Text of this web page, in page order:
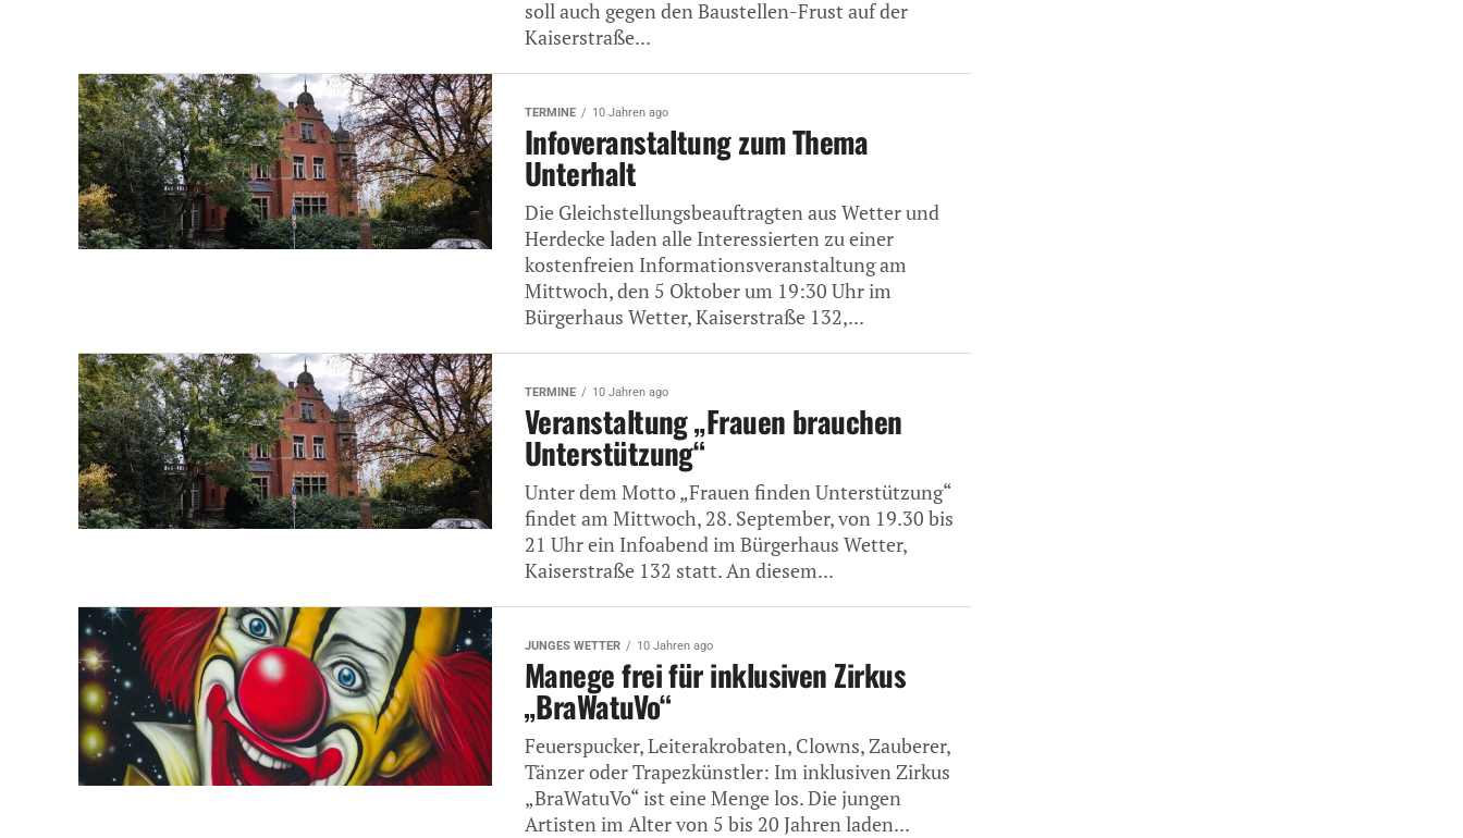
soll auch gegen den Baustellen-Frust auf der
Kaiserstraße...
TERMINE 10 Jahren ago
Infoveranstaltung zum Thema
Unterhalt
Die Gleichstellungsbeauftragten aus Wetter und
Herdecke laden alle Interessierten zu einer
kostenfreien Informationsveranstaltung am
Mittwoch, den 5 Oktober um 19:30 Uhr im
Bürgerhaus Wetter, Kaiserstraße 132,...
TERMINE 10 Jahren ago
Veranstaltung „Frauen brauchen
Unterstützung“
Unter dem Motto „Frauen finden Unterstützung“
findet am Mittwoch, 28. September, von 19.30 bis
21 Uhr ein Infoabend im Bürgerhaus Wetter,
Kaiserstraße 132 statt. An diesem...
JUNGES WETTER 10 Jahren ago
Manege frei für inklusiven Zirkus
„BraWatuVo“
Feuerspucker, Leiterakrobaten, Clowns, Zauberer,
Tänzer oder Trapezkünstler: Im inklusiven Zirkus
„BraWatuVo“ ist eine Menge los. Die jungen
Artisten im Alter von 5 bis 20 Jahren laden...